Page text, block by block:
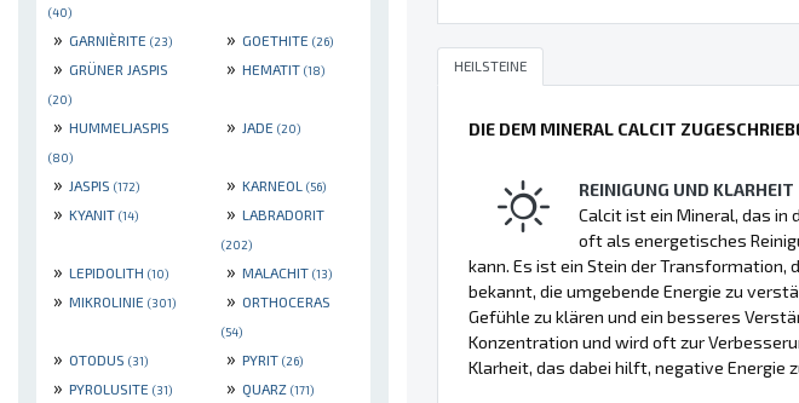
(40)
» GARNIÈRITE (23) » GOETHITE (26)
» GRÜNER JASPIS
(20)
» HEMATIT (18)
» HUMMELJASPIS
(80)
» JADE (20)
» JASPIS (172) » KARNEOL (56)
» KYANIT (14) » LABRADORIT
(202)
» LEPIDOLITH (10) » MALACHIT (13)
» MIKROLINIE (301) » ORTHOCERAS
(54)
» OTODUS (31) » PYRIT (26)
» PYROLUSITE (31) » QUARZ (171)
HEILSTEINE
DIE DEM MINERAL CALCIT
REINIGUNG UND KLARHEIT
Calcit ist ein Mineral, das in
oft als energetisches
kann. Es ist ein Stein der Transformation,
bekannt, die umgebende Energie zu
Gefühle zu klären und ein besseres
Konzentration und wird oft zur
Klarheit, das dabei hilft, negative Energie